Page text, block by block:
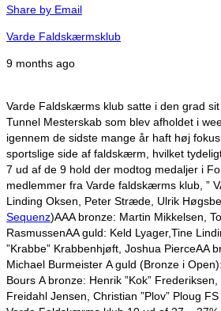
Share by Email
Varde Faldskærmsklub
9 months ago
Varde Faldskærms klub satte i den grad
Tunnel Mesterskab som blev afholdet i
igennem de sidste mange år haft høj
sportslige side af faldskærm, hvilket
7 ud af de 9 hold der modtog medaljer i
medlemmer fra Varde faldskærms klub, ”
Linding Oksen, Peter Stræde, Ulrik
Sequenz)AAA bronze: Martin Mikkelsen,
RasmussenAA guld: Keld Lyager,Tine
”Krabbe” Krabbenhjøft, Joshua PierceAA
Michael Burmeister A guld (Bronze i
Bours A bronze: Henrik ”Kok”
Freidahl Jensen, Christian ”Plov” Ploug